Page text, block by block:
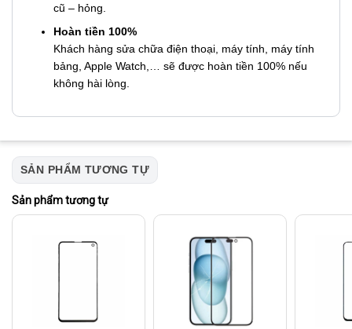
cũ – hỏng.
Hoàn tiền 100%
Khách hàng sửa chữa điện thoại, máy tính, máy tính
bảng, Apple Watch,… sẽ được hoàn tiền 100% nếu
không hài lòng.
SẢN PHẨM TƯƠNG TỰ
Sản phẩm tương tự